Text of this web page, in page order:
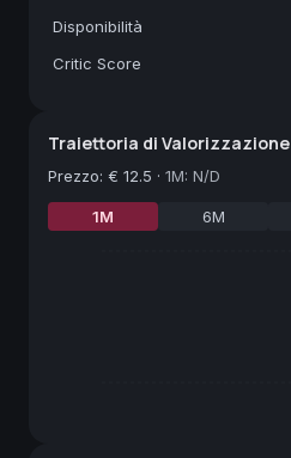
Disponibilità
Critic Score
Traiettoria di Valorizzazione
Prezzo: € 12.5 · 1M: N/D
1M 6M